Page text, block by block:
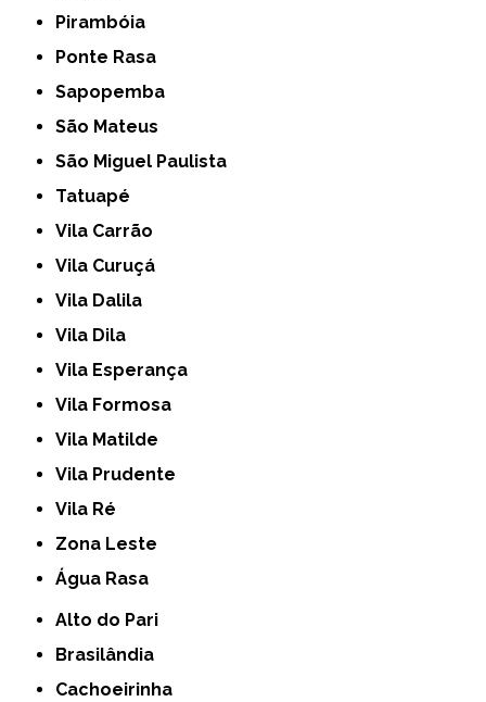
Pirambóia
Ponte Rasa
Sapopemba
São Mateus
São Miguel Paulista
Tatuapé
Vila Carrão
Vila Curuçá
Vila Dalila
Vila Dila
Vila Esperança
Vila Formosa
Vila Matilde
Vila Prudente
Vila Ré
Zona Leste
Água Rasa
Alto do Pari
Brasilândia
Cachoeirinha